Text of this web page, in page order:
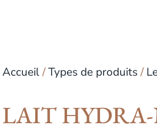
Accueil/Types de produits/
LAIT HYDRA-